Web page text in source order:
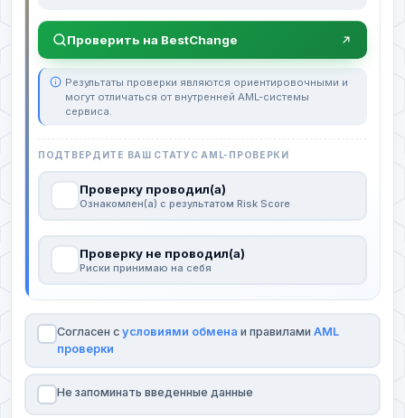
Проверить на BestChange
Результаты проверки являются ориентировочными и
могут отличаться от внутренней AML-системы
сервиса.
ПОДТВЕРДИТЕ ВАШ СТАТУС AML-ПРОВЕРКИ
Проверку проводил(а)
Ознакомлен(а) с результатом Risk Score
Проверку не проводил(а)
Риски принимаю на себя
Согласен с условиями обмена и правилами AML
проверки
Не запоминать введенные данные